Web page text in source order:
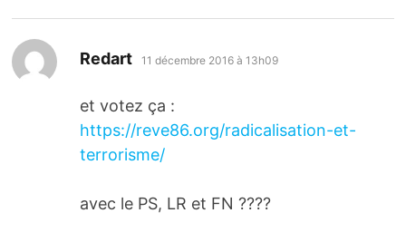
Redart dit :
11 décembre 2016 à 13h09
et votez ça :
https://reve86.org/radicalisation-et-
terrorisme/
avec le PS, LR et FN ????